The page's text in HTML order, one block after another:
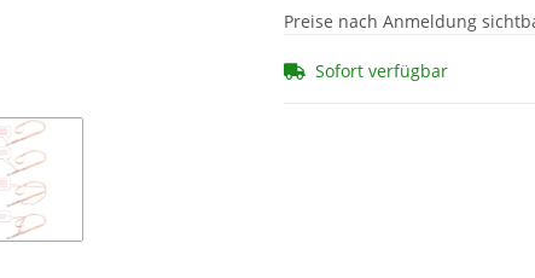
Preise nach Anmeldung
Sofort verfügbar